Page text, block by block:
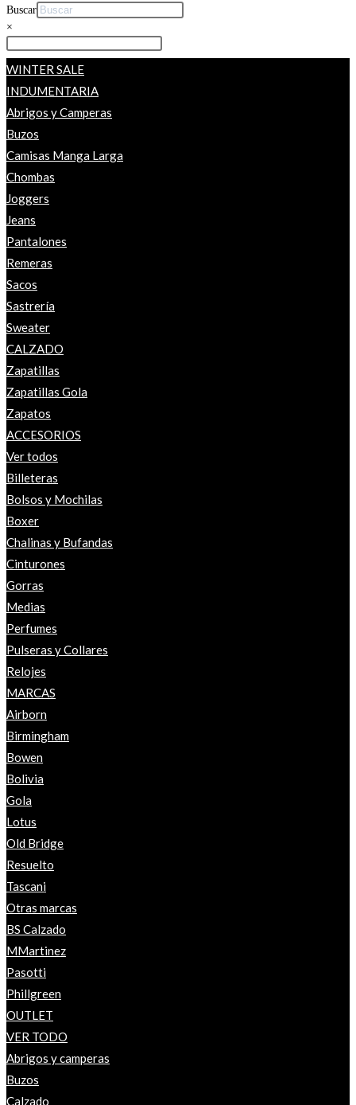
Buscar
×
WINTER SALE
INDUMENTARIA
Abrigos y Camperas
Buzos
Camisas Manga Larga
Chombas
Joggers
Jeans
Pantalones
Remeras
Sacos
Sastrería
Sweater
CALZADO
Zapatillas
Zapatillas Gola
Zapatos
ACCESORIOS
Ver todos
Billeteras
Bolsos y Mochilas
Boxer
Chalinas y Bufandas
Cinturones
Gorras
Medias
Perfumes
Pulseras y Collares
Relojes
MARCAS
Airborn
Birmingham
Bowen
Bolivia
Gola
Lotus
Old Bridge
Resuelto
Tascani
Otras marcas
BS Calzado
MMartinez
Pasotti
Phillgreen
OUTLET
VER TODO
Abrigos y camperas
Buzos
Calzado